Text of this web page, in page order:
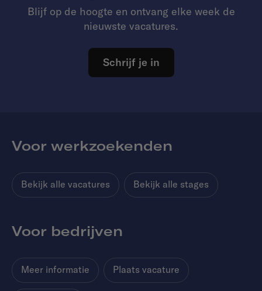
Blijf op de hoogte en ontvang elke week de
nieuwste vacatures.
Schrijf je in
Voor werkzoekenden
Bekijk alle vacatures Bekijk alle stages
Voor bedrijven
Meer informatie Plaats vacature